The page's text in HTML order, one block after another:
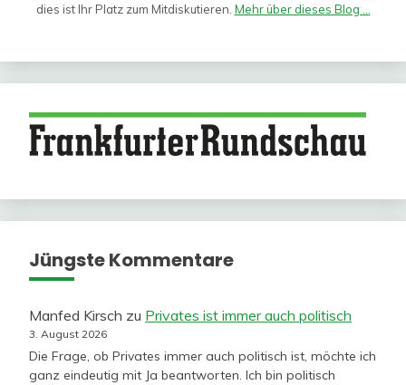
dies ist Ihr Platz zum Mitdiskutieren. Mehr über dieses Blog ...
Jüngste Kommentare
Manfed Kirsch zu Privates ist immer auch politisch
3. August 2026
Die Frage, ob Privates immer auch politisch ist, möchte ich
ganz eindeutig mit Ja beantworten. Ich bin politisch